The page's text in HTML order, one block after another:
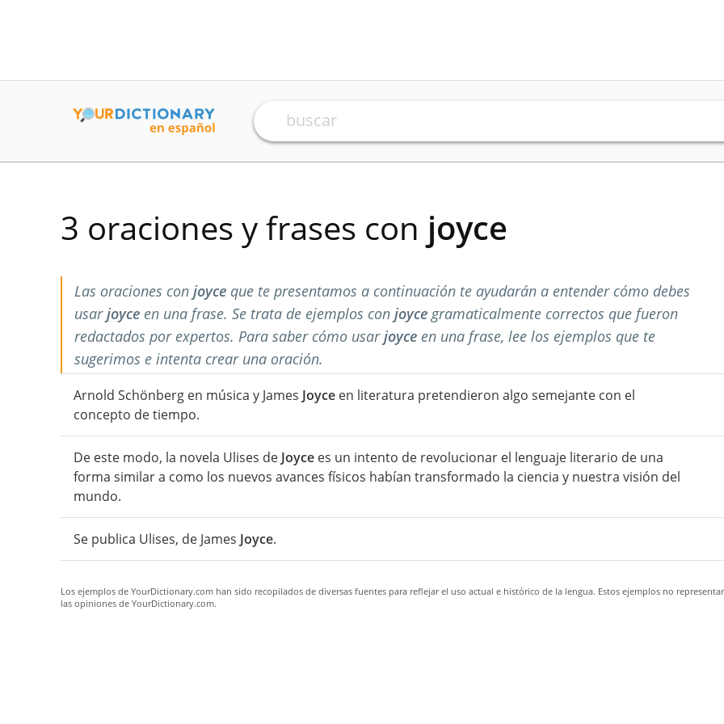
3 oraciones y frases con joyce
Las oraciones con joyce que te presentamos a continuación te ayudarán a entender cómo debes
usarjoyce en una frase. Se trata de ejemplos con joycegramaticalmente correctos que fueron
redactados por expertos. Para saber cómo usarjoyce en una frase, lee los ejemplos que te
sugerimos e intenta crear una oración.
Arnold Schönberg en música y James Joyce en literatura pretendieron algo semejante con el
concepto de tiempo.
De este modo, la novela Ulises de Joyce es un intento de revolucionar el lenguaje literario de una
forma similar a como los nuevos avances físicos habían transformado la ciencia y nuestra visión del
mundo.
Se publica Ulises, de James Joyce.
Los ejemplos de YourDictionary.com han sido recopilados de diversas fuentes para reflejar el uso actual e histórico de la lengua. Estos ejemplos no
las opiniones de YourDictionary.com.